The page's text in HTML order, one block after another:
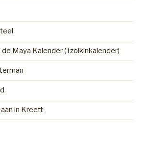
Maya Kalender (Tzolkinkalender)
in Kreeft